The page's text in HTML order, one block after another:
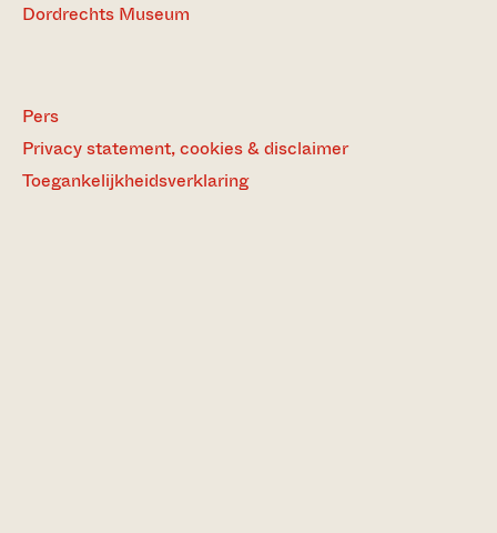
Dordrechts Museum
Pers
Privacy statement, cookies & disclaimer
Toegankelijkheidsverklaring